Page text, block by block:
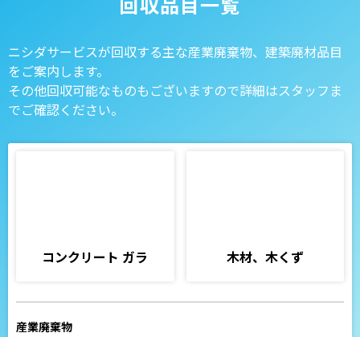
ニシダサービスが回収する主な産業廃棄物、建築廃材品目
をご案内します。
その他回収可能なものもございますので詳細はスタッフま
でご確認ください。
コンクリート ガラ 木材、木くず
産業廃棄物